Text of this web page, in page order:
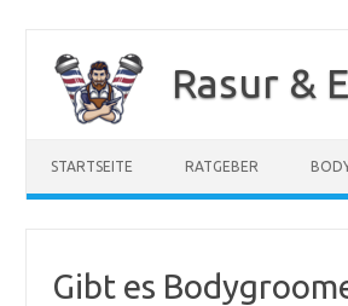
Inhalt
springen
Rasur &
STARTSEITE RATGEBER
Gibt es